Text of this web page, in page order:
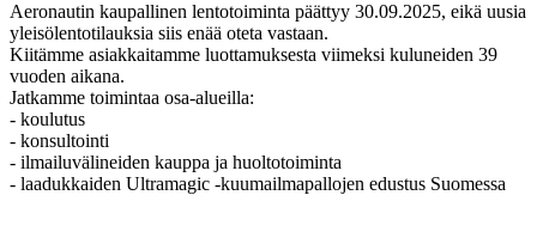
Aeronautin kaupallinen lentotoiminta päättyy 30.09.2025, eikä uusia
yleisölentotilauksia siis enää oteta vastaan.
Kiitämme asiakkaitamme luottamuksesta viimeksi kuluneiden 39
vuoden aikana.
Jatkamme toimintaa osa-alueilla:
- koulutus
- konsultointi
- ilmailuvälineiden kauppa ja huoltotoiminta
- laadukkaiden Ultramagic -kuumailmapallojen edustus Suomessa